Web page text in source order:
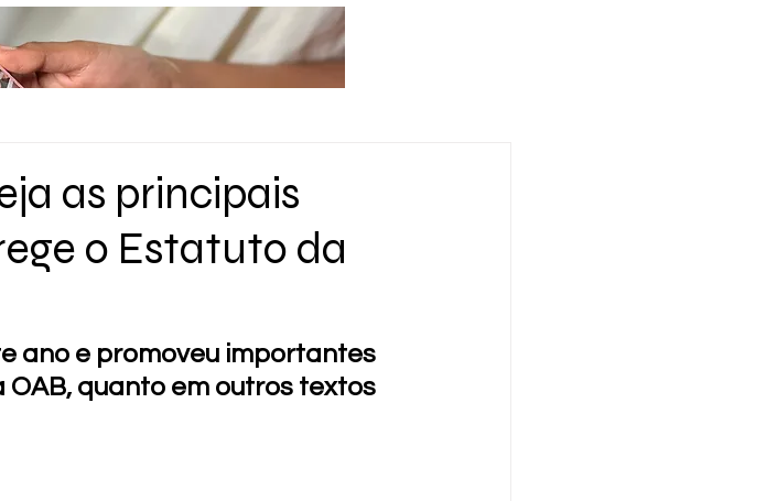
as principais
o Estatuto da
ano e promoveu importantes
quanto em outros textos